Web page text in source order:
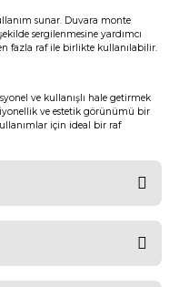
sunar. Duvara monte
sergilenmesine yardımcı
fazla raf ile birlikte kullanılabilir.
ve kullanışlı hale getirmek
ve estetik görünümü bir
için ideal bir raf